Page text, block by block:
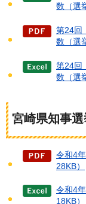
数（選
第24回
数（選
第24回
数（選
宮崎県知事選
令和4
28KB）
令和4
18KB）